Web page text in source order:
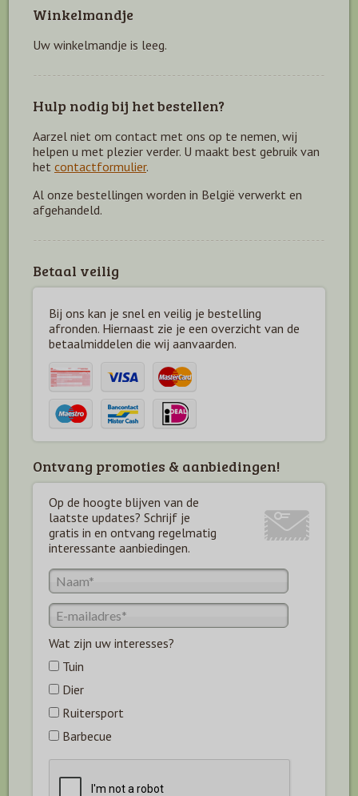
Winkelmandje
Uw winkelmandje is leeg.
Hulp nodig bij het bestellen?
Aarzel niet om contact met ons op te nemen, wij
helpen u met plezier verder. U maakt best gebruik van
het contactformulier.
Al onze bestellingen worden in België verwerkt en
afgehandeld.
Betaal veilig
Bij ons kan je snel en veilig je bestelling
afronden. Hiernaast zie je een overzicht van de
betaalmiddelen die wij aanvaarden.
Ontvang promoties & aanbiedingen!
Op de hoogte blijven van de
laatste updates? Schrijf je
gratis in en ontvang regelmatig
interessante aanbiedingen.
Wat zijn uw interesses?
Tuin
Dier
Ruitersport
Barbecue